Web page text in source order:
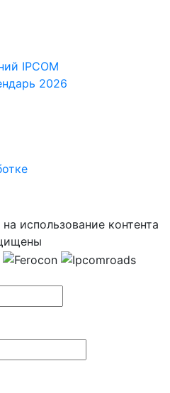
IPCOM
2026
использование контента